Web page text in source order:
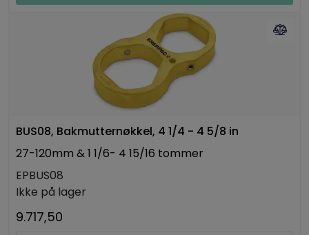
BUS08, Bakmutternøkkel, 4 1/4 - 4 5/8 in
27-120mm & 1 1/6- 4 15/16 tommer
EPBUS08
Ikke på lager
9.717,50